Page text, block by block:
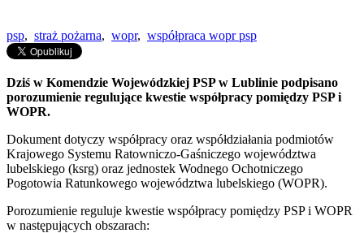
psp, straż pożarna, wopr, współpraca wopr psp
Dziś w Komendzie Wojewódzkiej PSP w Lublinie podpisano
porozumienie regulujące kwestie współpracy pomiędzy PSP i
WOPR.
Dokument dotyczy współpracy oraz współdziałania podmiotów
Krajowego Systemu Ratowniczo-Gaśniczego województwa
lubelskiego (ksrg) oraz jednostek Wodnego Ochotniczego
Pogotowia Ratunkowego województwa lubelskiego (WOPR).
Porozumienie reguluje kwestie współpracy pomiędzy PSP i WOPR
w następujących obszarach: